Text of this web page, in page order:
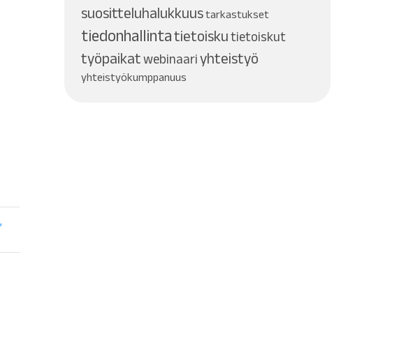
suositteluhalukkuustarkastukset
tiedonhallintatietoiskutietoiskut
työpaikatwebinaariyhteistyö
yhteistyökumppanuus